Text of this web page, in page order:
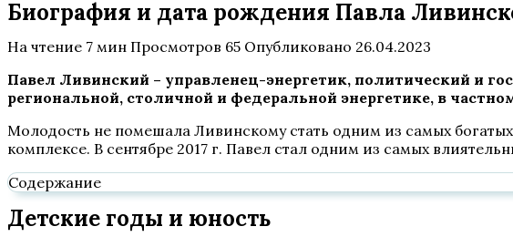
Биография и дата рождения Павла
На чтение 7 мин Просмотров 65 Опубликовано 26.04.2023
Павел Ливинский – управленец-энергетик, политический и
региональной, столичной и федеральной энергетике, в
Молодость не помешала Ливинскому стать одним из самых
комплексе. В сентябре 2017 г. Павел стал одним из самых
Содержание
Детские годы и юность